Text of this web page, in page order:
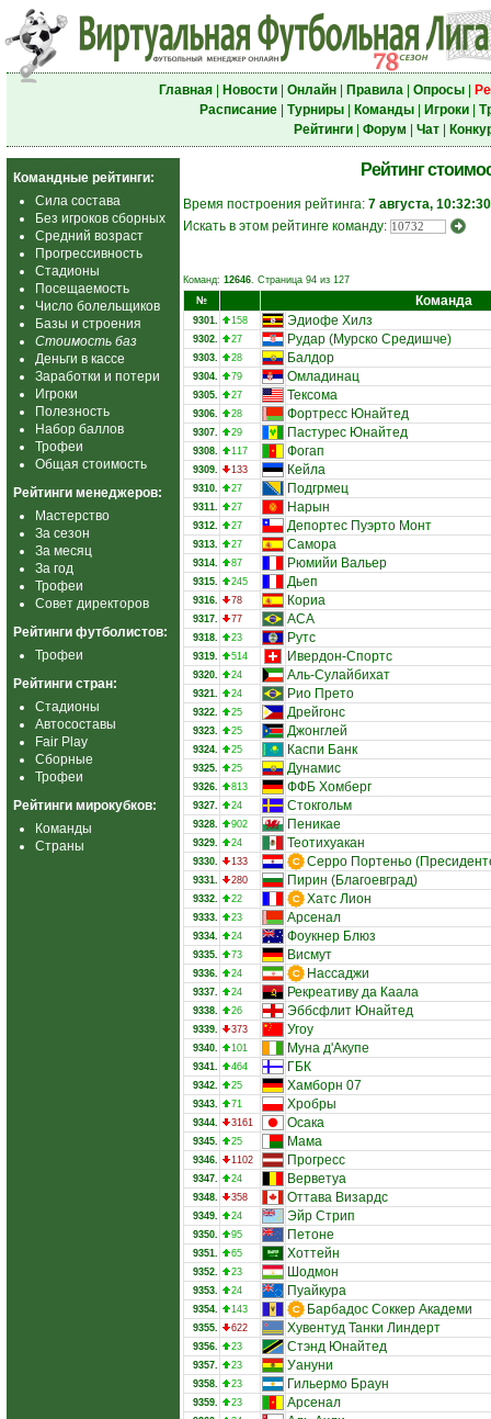
Главная| Новости| Онлайн| Правила| Опросы|
Расписание| Турниры| Команды| Игроки|
Рейтинги| Форум Чат|
Командные рейтинги:
Сила состава
Без игроков сборных
Средний возраст
Прогрессивность
Стадионы
Посещаемость
Число болельщиков
Базы и строения
Стоимость баз
Деньги в кассе
Заработки и потери
Игроки
Полезность
Набор баллов
Трофеи
Общая стоимость
Рейтинги менеджеров:
Мастерство
За сезон
За месяц
За год
Трофеи
Совет директоров
Рейтинги футболистов:
Трофеи
Рейтинги стран:
Стадионы
Автосоставы
Fair Play
Сборные
Трофеи
Рейтинги мирокубков:
Команды
Страны
Рейтинг
Время построения рейтинга: 7 августа, 10:32:30
Искать в этом рейтинге команду:
Команд: 12646. Страница 94 из 127
№
Команда
9301. 158 Эдиофе Хилз
9302. 27 Рудар (Мурско Средишче)
9303. 28 Балдор
9304. 79 Омладинац
9305. 27 Тексома
9306. 28 Фортресс Юнайтед
9307. 29 Пастурес Юнайтед
9308. 117 Фогап
9309. 133 Кейла
9310. 27 Подгрмец
9311. 27 Нарын
9312. 27 Депортес Пуэрто Монт
9313. 27 Самора
9314. 87 Рюмийи Вальер
9315. 245 Дьеп
9316. 78 Кориа
9317. 77 АСА
9318. 23 Рутс
9319. 514 Ивердон-Спортс
9320. 24 Аль-Сулайбихат
9321. 24 Рио Прето
9322. 25 Дрейгонс
9323. 25 Джонглей
9324. 25 Каспи Банк
9325. 25 Дунамис
9326. 813 ФФБ Хомберг
9327. 24 Стокгольм
9328. 902 Пеникае
9329. 24 Теотихуакан
9330. 133 Серро Портеньо
9331. 280 Пирин (Благоевград)
9332. 22 Хатс Лион
9333. 23 Арсенал
9334. 24 Фоукнер Блюз
9335. 73 Висмут
9336. 24 Нассаджи
9337. 24 Рекреативу да Каала
9338. 26 Эббсфлит Юнайтед
9339. 373 Угоу
9340. 101 Муна д'Акупе
9341. 464 ГБК
9342. 25 Хамборн 07
9343. 71 Хробры
9344. 3161 Осака
9345. 25 Мама
9346. 1102 Прогресс
9347. 24 Верветуа
9348. 358 Оттава Визардс
9349. 24 Эйр Стрип
9350. 95 Петоне
9351. 65 Хоттейн
9352. 23 Шодмон
9353. 24 Пуайкура
9354. 143 Барбадос Соккер Академи
9355. 622 Хувентуд Танки Линдерт
9356. 23 Стэнд Юнайтед
9357. 23 Уануни
9358. 23 Гильермо Браун
9359. 23 Арсенал